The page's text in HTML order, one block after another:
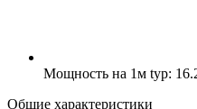
Мощность на 1м typ:
Общие характеристики